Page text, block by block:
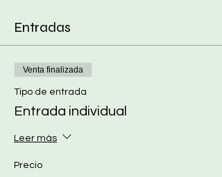
Entradas
Venta finalizada
Tipo de entrada
Entrada individual
Leer más
Precio